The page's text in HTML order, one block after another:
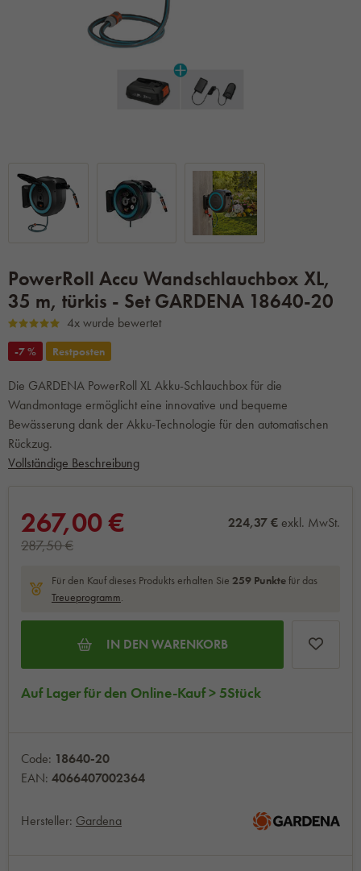
PowerRoll Accu Wandschlauchbox XL,
35 m, türkis - Set GARDENA 18640-20
4x wurde bewertet
-7 % Restposten
Die GARDENA PowerRoll XL Akku-Schlauchbox für die
Wandmontage ermöglicht eine innovative und bequeme
Bewässerung dank der Akku-Technologie für den automatischen
Rückzug.
Vollständige Beschreibung
267,00 €
287,50 €
224,37 € exkl. MwSt.
Für den Kauf dieses Produkts erhalten Sie 259 Punktefür das
Treueprogramm.
IN DEN WARENKORB
Auf Lager für den Online-Kauf > 5Stück
Code: 18640-20
EAN: 4066407002364
Hersteller: Gardena